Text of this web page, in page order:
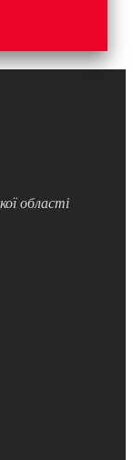
області